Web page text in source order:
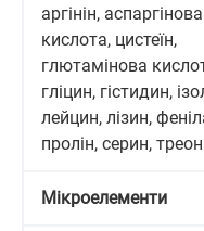
аргінін, аспаргінова
кислота, цистеїн,
глютамінова
гліцин, гістидин,
лейцин, лізин,
пролін, серин,
Мікроелементи